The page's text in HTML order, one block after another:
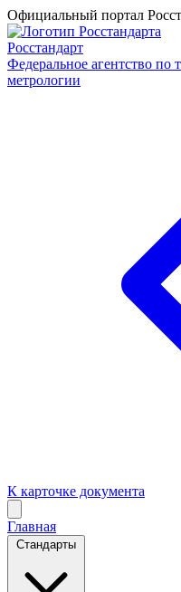
Официальный портал
Росстандарт
Федеральное агентство по
метрологии
К карточке документа
Главная
Стандарты